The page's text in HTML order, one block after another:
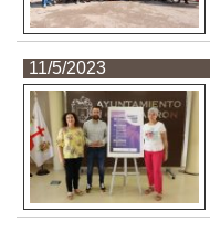
11/5/2023